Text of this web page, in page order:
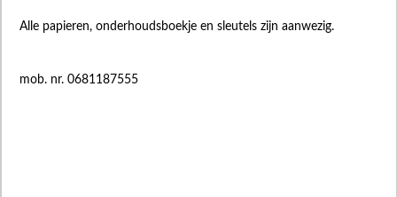
Alle papieren, onderhoudsboekje en sleutels zijn aanwezig.
mob. nr. 0681187555